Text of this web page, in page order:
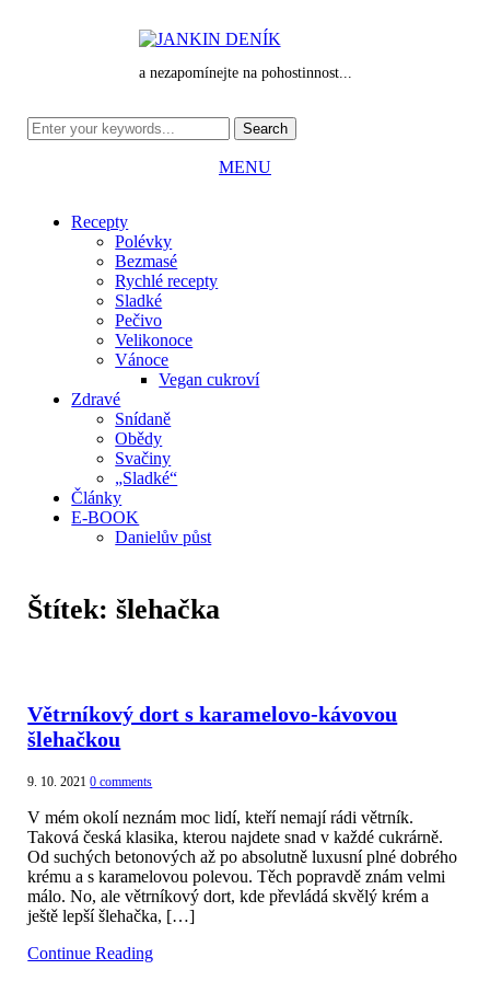
a nezapomínejte na pohostinnost...
MENU
Recepty
Polévky
Bezmasé
Rychlé recepty
Sladké
Pečivo
Velikonoce
Vánoce
Vegan cukroví
Zdravé
Snídaně
Obědy
Svačiny
„Sladké“
Články
E-BOOK
Danielův půst
Štítek:šlehačka
Větrníkový dort s karamelovo-kávovou
šlehačkou
9. 10. 2021 0 comments
V mém okolí neznám moc lidí, kteří nemají rádi větrník.
Taková česká klasika, kterou najdete snad v každé cukrárně.
Od suchých betonových až po absolutně luxusní plné dobrého
krému a s karamelovou polevou. Těch popravdě znám velmi
málo. No, ale větrníkový dort, kde převládá skvělý krém a
ještě lepší šlehačka, […]
Continue Reading